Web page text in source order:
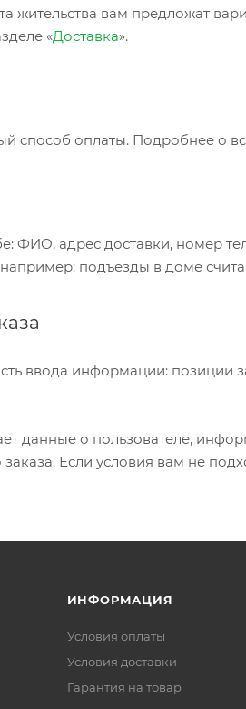
жительства вам предложат
«Доставка».
способ оплаты. Подробнее о
ФИО, адрес доставки, номер
например: подъезды в доме
ввода информации: позиции
данные о пользователе,
Если условия вам не
ИНФОРМАЦИЯ
Условия оплаты
Условия доставки
Гарантия на товар